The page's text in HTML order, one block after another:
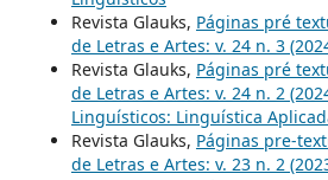
Revista Glauks, Páginas pré
de Letras e Artes: v. 24 n. 3
Revista Glauks, Páginas pré
de Letras e Artes: v. 24 n. 2
Linguísticos: Linguística
Revista Glauks, Páginas pre-
de Letras e Artes: v. 23 n. 2